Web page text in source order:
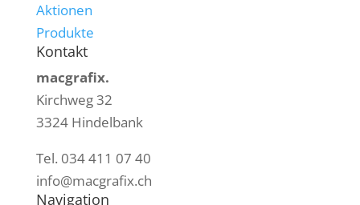
Aktionen
Produkte
Kontakt
macgrafix.
Kirchweg 32
3324 Hindelbank
Tel. 034 411 07 40
info@macgrafix.ch
Navigation